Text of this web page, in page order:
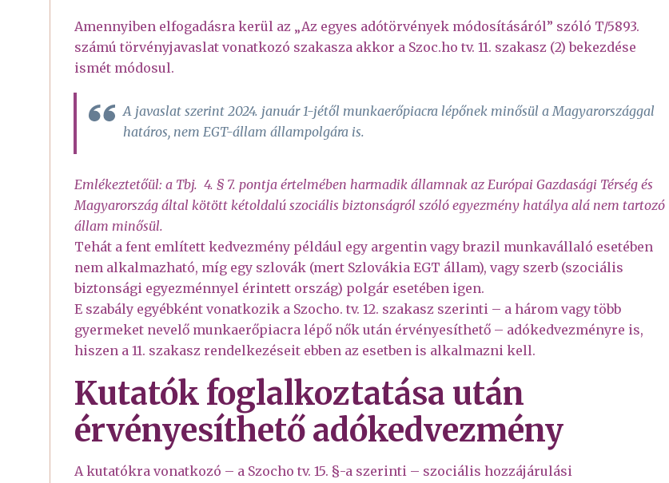
Amennyiben elfogadásra kerül az „Az egyes adótörvények módosításáról” szóló T/5893.
számú törvényjavaslat vonatkozó szakasza akkor a Szoc.ho tv. 11. szakasz (2) bekezdése
ismét módosul.
A javaslat szerint 2024. január 1-jétől munkaerőpiacra lépőnek minősül a Magyarországgal
határos, nem EGT-állam állampolgára is.
Emlékeztetőül: a Tbj. 4. § 7. pontja értelmében harmadik államnak az Európai Gazdasági Térség és
Magyarország által kötött kétoldalú szociális biztonságról szóló egyezmény hatálya alá nem tartozó
állam minősül.
Tehát a fent említett kedvezmény például egy argentin vagy brazil munkavállaló esetében
nem alkalmazható, míg egy szlovák (mert Szlovákia EGT állam), vagy szerb (szociális
biztonsági egyezménnyel érintett ország) polgár esetében igen.
E szabály egyébként vonatkozik a Szocho. tv. 12. szakasz szerinti – a három vagy több
gyermeket nevelő munkaerőpiacra lépő nők után érvényesíthető – adókedvezményre is,
hiszen a 11. szakasz rendelkezéseit ebben az esetben is alkalmazni kell.
Kutatók foglalkoztatása után
érvényesíthető adókedvezmény
A kutatókra vonatkozó – a Szocho tv. 15. §-a szerinti – szociális hozzájárulási